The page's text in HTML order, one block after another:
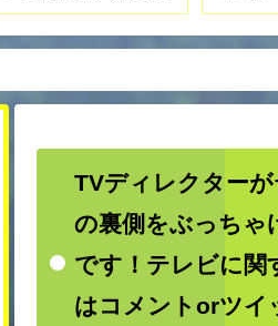
TVディレクター
の裏側をぶっちゃ
です！テレビに関
はコメントorツイ